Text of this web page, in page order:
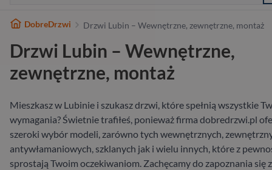
Wewnętrzne
Wejściowe
Rodzaj
Nowoczesne
90 cm
Na wymiar
Rodzaj
Do mieszkania
W nowoczesnym stylu
Niestandardowe wymiary
Szerokość
Wejściowe wewnątrzklatkowe
DobreDrzwi Drzwi Lubin – Wewnętrzne, zewnętrzne, montaż
Drzwi Lubin – Wewnętrzne,
zewnętrzne, montaż
Mieszkasz w Lubinie i szukasz drzwi, które spełnią wszystkie
wymagania? Świetnie trafiłeś, ponieważ firma dobredrzwi.pl
szeroki wybór modeli, zarówno tych wewnętrznych,
antywłamaniowych, szklanych jak i wielu innych, które z
sprostają Twoim oczekiwaniom. Zachęcamy do zapoznania się z